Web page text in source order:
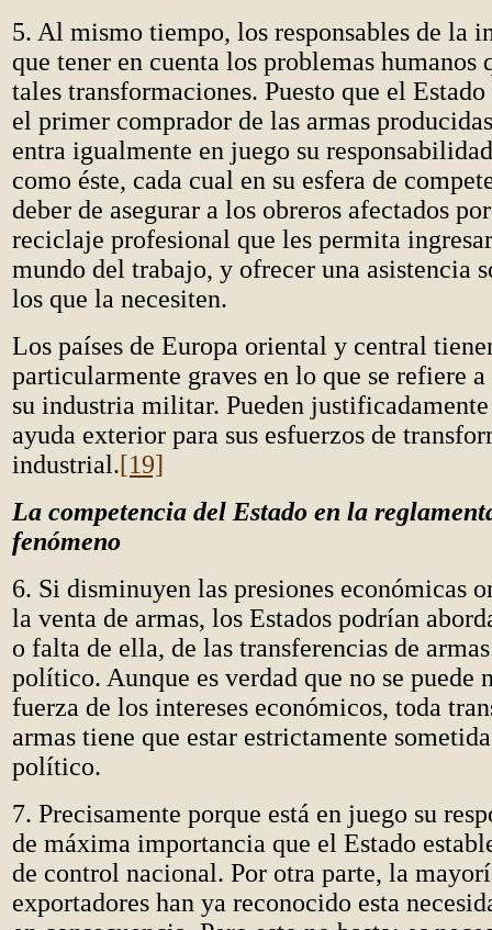
5. Al mismo tiempo, los responsables de la
que tener en cuenta los problemas humanos
tales transformaciones. Puesto que el
el primer comprador de las armas
entra igualmente en juego su
como éste, cada cual en su esfera de
deber de asegurar a los obreros afectados
reciclaje profesional que les permita
mundo del trabajo, y ofrecer una asistencia
los que la necesiten.
Los países de Europa oriental y central
particularmente graves en lo que se refiere
su industria militar. Pueden
ayuda exterior para sus esfuerzos de
industrial.[19]
La competencia del Estado en la
fenómeno
6. Si disminuyen las presiones económicas
la venta de armas, los Estados podrían
o falta de ella, de las transferencias de
político. Aunque es verdad que no se puede
fuerza de los intereses económicos, toda
armas tiene que estar estrictamente
político.
7. Precisamente porque está en juego su
de máxima importancia que el Estado
de control nacional. Por otra parte, la
exportadores han ya reconocido esta